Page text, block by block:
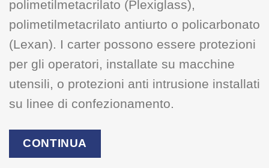
polimetilmetacrilato (Plexiglass),
polimetilmetacrilato antiurto o policarbonato
(Lexan). I carter possono essere protezioni
per gli operatori, installate su macchine
utensili, o protezioni anti intrusione installati
su linee di confezionamento.
CONTINUA